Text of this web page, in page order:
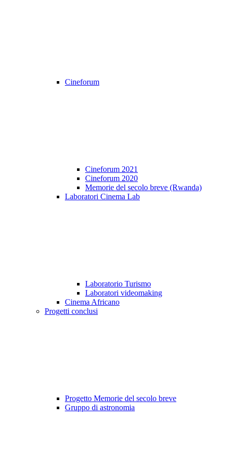
Cineforum
Cineforum 2021
Cineforum 2020
Memorie del secolo breve (Rwanda)
Laboratori Cinema Lab
Laboratorio Turismo
Laboratori videomaking
Cinema Africano
Progetti conclusi
Progetto Memorie del secolo breve
Gruppo di astronomia